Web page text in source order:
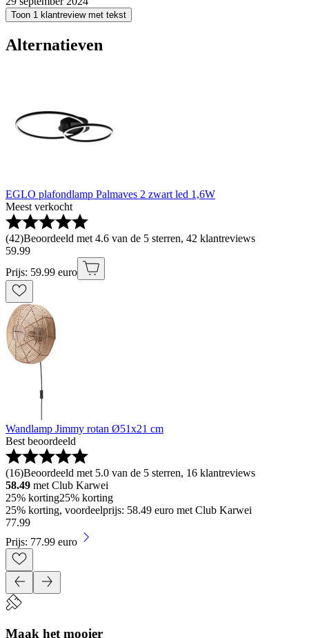
Toon 1 klantreview met tekst
Alternatieven
EGLO plafondlamp Palmaves 2 zwart led 1,6W
Meest verkocht
(42)Beoordeeld met 4.6 van de 5 sterren, 42 klantreviews
59.99
Prijs: 59.99 euro
Wandlamp Jimmy rotan Ø51x21 cm
Best beoordeeld
(16)Beoordeeld met 5.0 van de 5 sterren, 16 klantreviews
58.49 met Club Karwei
25% korting25% korting
25% korting, voordeelprijs: 58.49 euro met Club Karwei
77.99
Prijs: 77.99 euro
Maak het mooier